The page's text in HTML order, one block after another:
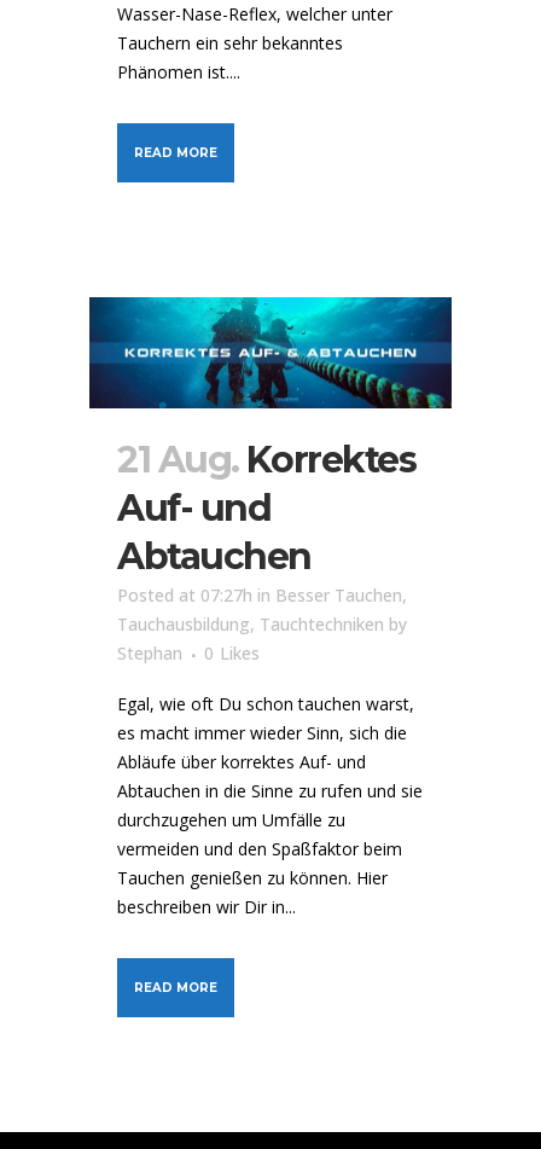
Wasser-Nase-Reflex, welcher unter
Tauchern ein sehr bekanntes
Phänomen ist....
READ MORE
21 Aug. Korrektes
Auf- und
Abtauchen
Posted at 07:27h in Besser Tauchen,
Tauchausbildung, Tauchtechniken by
Stephan
0 Likes
Egal, wie oft Du schon tauchen warst,
es macht immer wieder Sinn, sich die
Abläufe über korrektes Auf- und
Abtauchen in die Sinne zu rufen und sie
durchzugehen um Umfälle zu
vermeiden und den Spaßfaktor beim
Tauchen genießen zu können. Hier
beschreiben wir Dir in...
READ MORE